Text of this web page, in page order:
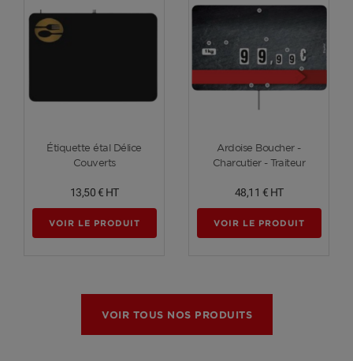
Voir plus
Étiquette étal Délice
Couverts
13,50 € HT
VOIR LE PRODUIT
Voir plus
Ardoise Boucher -
Charcutier - Traiteur
48,11 € HT
VOIR LE PRODUIT
VOIR TOUS NOS PRODUITS